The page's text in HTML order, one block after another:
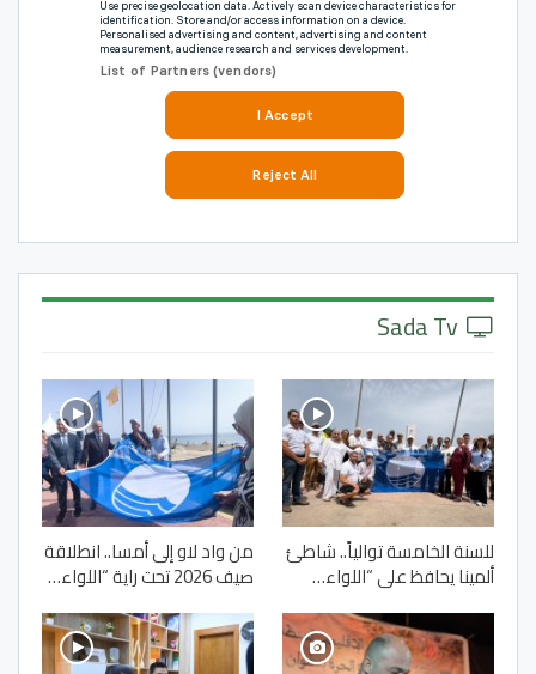
للسنة الخامسة توالياً.. شاطئ
ألمينا يحافظ على “اللواء…
من واد لاو إلى أمسا.. انطلاقة
صيف 2026 تحت راية “اللواء…